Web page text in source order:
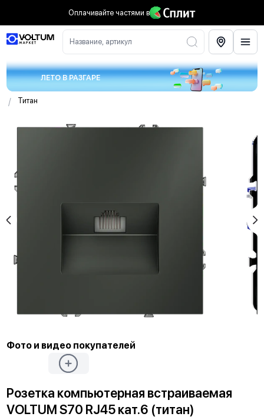
Оплачивайте частями в
Название, артикул
ЛЕТО В РАЗГАРЕ
/ Титан
Фото и видео покупателей
Розетка компьютерная встраиваемая
VOLTUM S70 RJ45 кат.6 (титан)